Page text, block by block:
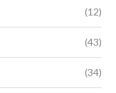
(12)
(43)
(34)